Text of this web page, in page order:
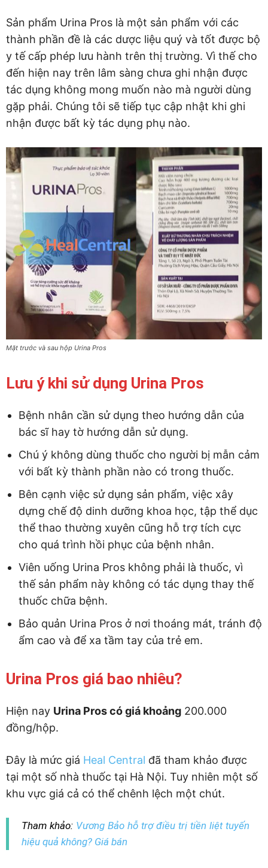
Sản phẩm Urina Pros là một sản phẩm với các
thành phần đề là các dược liệu quý và tốt được bộ
y tế cấp phép lưu hành trên thị trường. Vì thế cho
đến hiện nay trên lâm sàng chưa ghi nhận được
tác dụng không mong muốn nào mà người dùng
gặp phải. Chúng tôi sẽ tiếp tục cập nhật khi ghi
nhận được bất kỳ tác dụng phụ nào.
Mặt trước và sau hộp Urina Pros
Lưu ý khi sử dụng Urina Pros
Bệnh nhân cần sử dụng theo hướng dẫn của
bác sĩ hay tờ hướng dẫn sử dụng.
Chú ý không dùng thuốc cho người bị mẫn cảm
với bất kỳ thành phần nào có trong thuốc.
Bên cạnh việc sử dụng sản phẩm, việc xây
dựng chế độ dinh dưỡng khoa học, tập thể dục
thể thao thường xuyên cũng hỗ trợ tích cực
cho quá trình hồi phục của bệnh nhân.
Viên uống Urina Pros không phải là thuốc, vì
thế sản phẩm này không có tác dụng thay thế
thuốc chữa bệnh.
Bảo quản Urina Pros ở nơi thoáng mát, tránh độ
ẩm cao và để xa tầm tay của trẻ em.
Urina Pros giá bao nhiêu?
Hiện nay Urina Pros có giá khoảng 200.000
đồng/hộp.
Đây là mức giá Heal Central đã tham khảo được
tại một số nhà thuốc tại Hà Nội. Tuy nhiên một số
khu vực giá cả có thể chênh lệch một chút.
Tham khảo: Vương Bảo hỗ trợ điều trị tiền liệt tuyến
hiệu quả không? Giá bán